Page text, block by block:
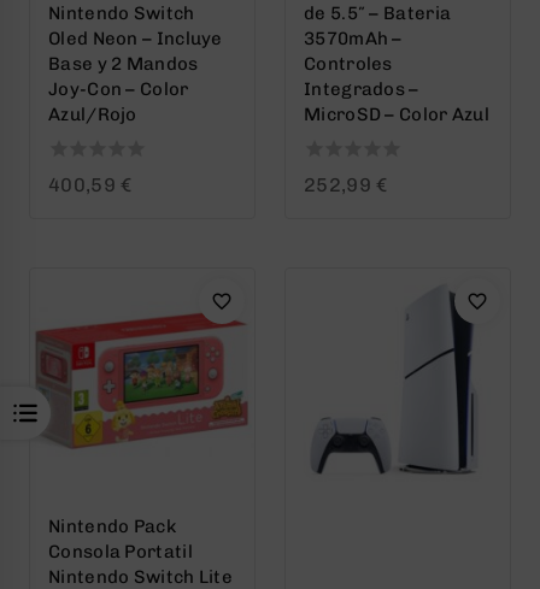
Nintendo Switch
Oled Neon – Incluye
Base y 2 Mandos
Joy-Con – Color
Azul/Rojo
0
400,59 €
de 5.5″ – Bateria
3570mAh –
Controles
Integrados –
MicroSD – Color Azul
0
252,99 €
Nintendo Pack
Consola Portatil
Nintendo Switch Lite